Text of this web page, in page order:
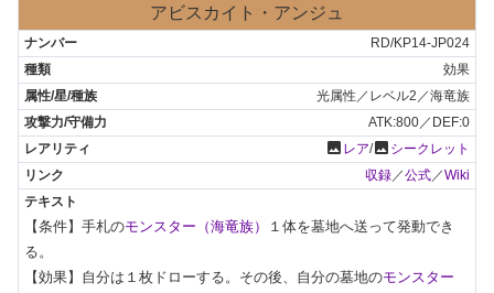
アビスカイト・アンジュ
RD/KP14-JP024
効果
光属性／レベル2／海竜族
ATK:800／DEF:0
photo レア/photo シークレット
収録／公式／Wiki
【条件】手札のモンスター（海竜族）
１体を墓地へ送って発動でき
る。
【効果】自分は１枚ドローする。その後、自分の墓地のモンスター